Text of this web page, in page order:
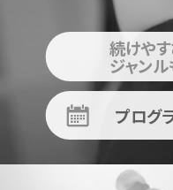
続けやす
ジャン
プログ